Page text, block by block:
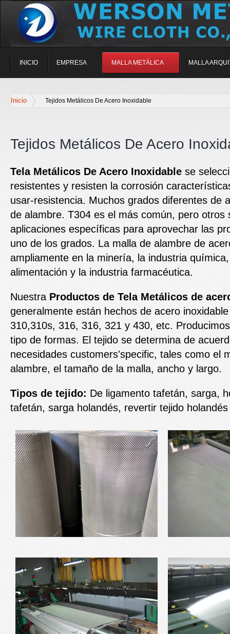
INICIO EMPRESA MALLA METÁLICA MALLA
Inicio Tejidos Metálicos De Acero Inoxidable
Tejidos Metálicos De Acero
Tela Metálicos De Acero Inoxidable se
resistentes y resisten la corrosión
usar-resistencia. Muchos grados diferentes de
de alambre. T304 es el más común, pero otros
aplicaciones específicas para aprovechar las
uno de los grados. La malla de alambre de
ampliamente en la minería, la industria
alimentación y la industria farmacéutica.
Nuestra Productos de Tela Metálicos de
generalmente están hechos de acero
310,310s, 316, 316, 321 y 430, etc.
tipo de formas. El tejido se determina de
necesidades customers'specific, tales como el
alambre, el tamaño de la malla, ancho y largo.
Tipos de tejido: De ligamento tafetán, sarga,
tafetán, sarga holandés, revertir tejido